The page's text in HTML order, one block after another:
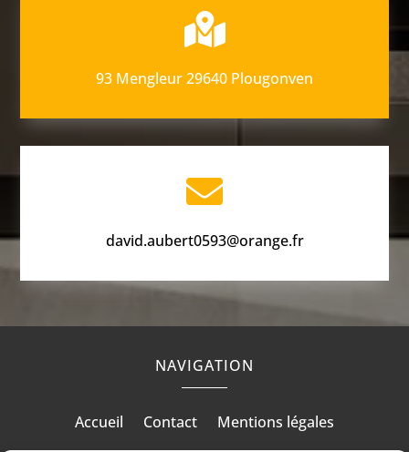

93 Mengleur 29640 Plougonven

david.aubert0593@orange.fr
NAVIGATION
Accueil Contact Mentions légales